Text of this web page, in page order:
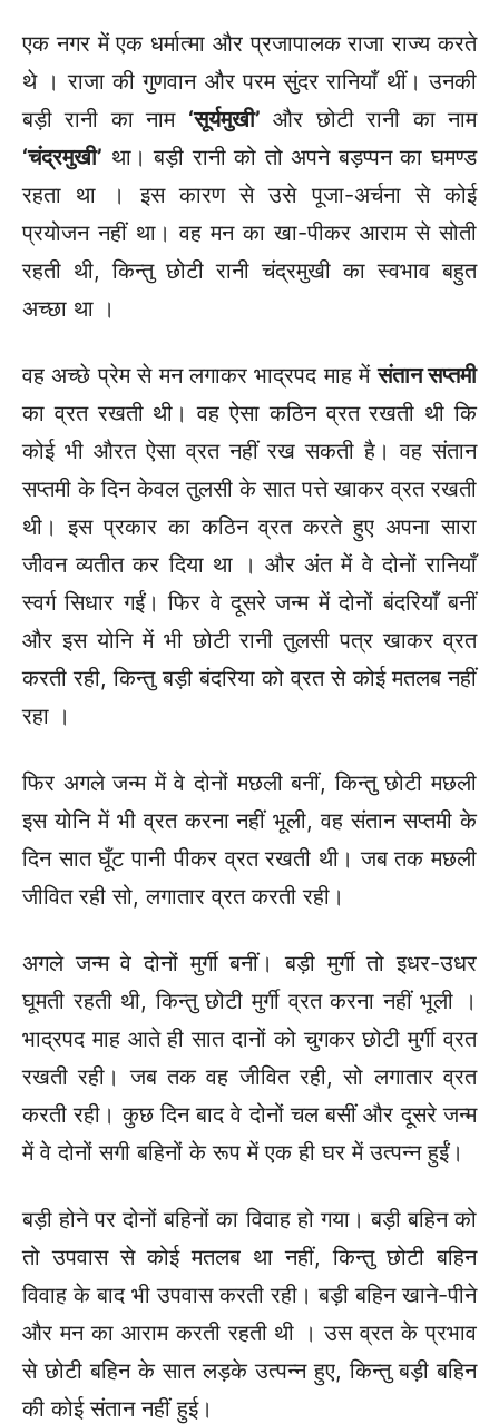
एक नगर में एक धर्मात्मा और प्रजापालक राजा राज्य करते
थे । राजा की गुणवान और परम सुंदर रानियाँ थीं। उनकी
बड़ी रानी का नाम ‘सूर्यमुखी’ और छोटी रानी का नाम
‘चंद्रमुखी’ था। बड़ी रानी को तो अपने बड़प्पन का घमण्ड
रहता था । इस कारण से उसे पूजा-अर्चना से कोई
प्रयोजन नहीं था। वह मन का खा-पीकर आराम से सोती
रहती थी, किन्तु छोटी रानी चंद्रमुखी का स्वभाव बहुत
अच्छा था ।
वह अच्छे प्रेम से मन लगाकर भाद्रपद माह मेंसंतान सप्तमी
का व्रत रखती थी। वह ऐसा कठिन व्रत रखती थी कि
कोई भी औरत ऐसा व्रत नहीं रख सकती है। वह संतान
सप्तमी के दिन केवल तुलसी के सात पत्ते खाकर व्रत रखती
थी। इस प्रकार का कठिन व्रत करते हुए अपना सारा
जीवन व्यतीत कर दिया था । और अंत में वे दोनों रानियाँ
स्वर्ग सिधार गईं। फिर वे दूसरे जन्म में दोनों बंदरियाँ बनीं
और इस योनि में भी छोटी रानी तुलसी पत्र खाकर व्रत
करती रही, किन्तु बड़ी बंदरिया को व्रत से कोई मतलब नहीं
रहा ।
फिर अगले जन्म में वे दोनों मछली बनीं, किन्तु छोटी मछली
इस योनि में भी व्रत करना नहीं भूली, वह संतान सप्तमी के
दिन सात घूँट पानी पीकर व्रत रखती थी। जब तक मछली
जीवित रही सो, लगातार व्रत करती रही।
अगले जन्म वे दोनों मुर्गी बनीं। बड़ी मुर्गी तो इधर-उधर
घूमती रहती थी, किन्तु छोटी मुर्गी व्रत करना नहीं भूली ।
भाद्रपद माह आते ही सात दानों को चुगकर छोटी मुर्गी व्रत
रखती रही। जब तक वह जीवित रही, सो लगातार व्रत
करती रही। कुछ दिन बाद वे दोनों चल बसीं और दूसरे जन्म
में वे दोनों सगी बहिनों के रूप में एक ही घर में उत्पन्न हुईं।
बड़ी होने पर दोनों बहिनों का विवाह हो गया। बड़ी बहिन को
तो उपवास से कोई मतलब था नहीं, किन्तु छोटी बहिन
विवाह के बाद भी उपवास करती रही। बड़ी बहिन खाने-पीने
और मन का आराम करती रहती थी । उस व्रत के प्रभाव
से छोटी बहिन के सात लड़के उत्पन्न हुए, किन्तु बड़ी बहिन
की कोई संतान नहीं हुई।